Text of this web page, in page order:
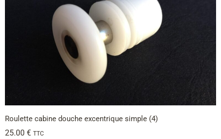
Roulette cabine douche excentrique simple (4)
25.00 € TTC